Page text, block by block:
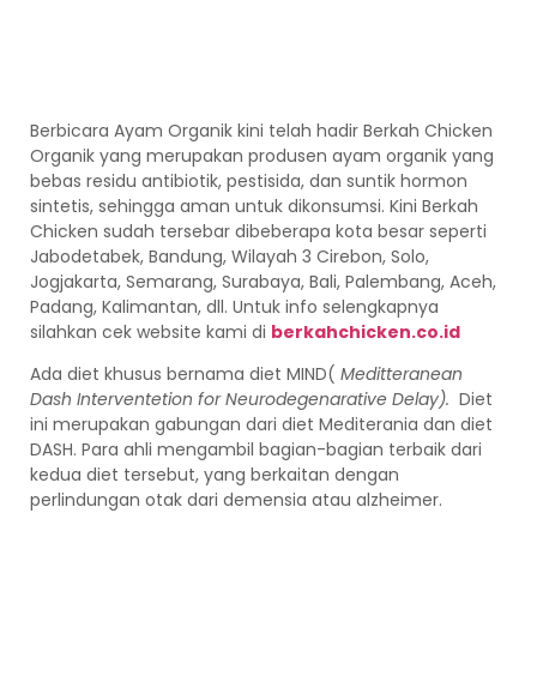
Berbicara Ayam Organik kini telah hadir Berkah Chicken
Organik yang merupakan produsen ayam organik yang
bebas residu antibiotik, pestisida, dan suntik hormon
sintetis, sehingga aman untuk dikonsumsi. Kini Berkah
Chicken sudah tersebar dibeberapa kota besar seperti
Jabodetabek, Bandung, Wilayah 3 Cirebon, Solo,
Jogjakarta, Semarang, Surabaya, Bali, Palembang, Aceh,
Padang, Kalimantan, dll. Untuk info selengkapnya
silahkan cek website kami di berkahchicken.co.id
Ada diet khusus bernama diet MIND( Meditteranean
Dash Interventetion for Neurodegenarative Delay). Diet
ini merupakan gabungan dari diet Mediterania dan diet
DASH. Para ahli mengambil bagian-bagian terbaik dari
kedua diet tersebut, yang berkaitan dengan
perlindungan otak dari demensia atau alzheimer.